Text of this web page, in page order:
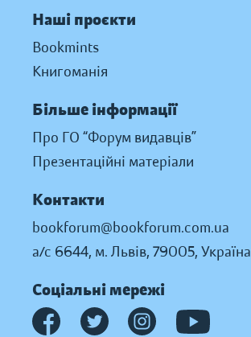
Наші проєкти
Bookmints
Книгоманія
Більше інформації
Про ГО “Форум видавців”
Презентаційні матеріали
Контакти
bookforum@bookforum.com.ua
а/с 6644, м. Львів, 79005, Україна
Соціальні мережі